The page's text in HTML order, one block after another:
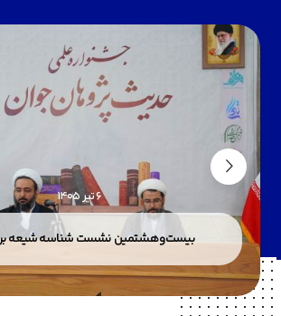
6 تیر 1405
بیست‌وهشتمین نشست شناسه شیعه